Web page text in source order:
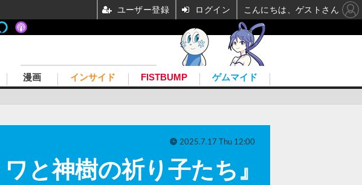
漫画 インサイド FISTBUMP ゲムマイド
と神樹の祈り子たち』
2025.7.17 Thu 12:00
ユーザー登録 ログイン こんにちは、ゲストさん